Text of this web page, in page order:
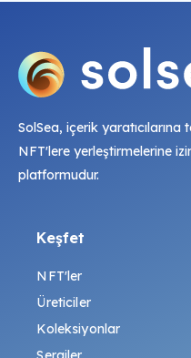
SolSea, içerik yaratıcılarına
NFT'lere yerleştirmelerine
platformudur.
Keşfet
NFT'ler
Üreticiler
Koleksiyonlar